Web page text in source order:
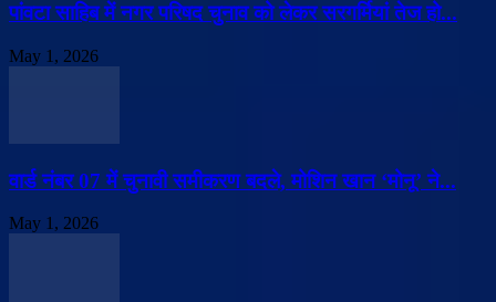
पांवटा साहिब में नगर परिषद चुनाव को लेकर सरगर्मियां तेज हो...
May 1, 2026
वार्ड नंबर 07 में चुनावी समीकरण बदले, मोशिन खान ‘मोनू’ ने...
May 1, 2026